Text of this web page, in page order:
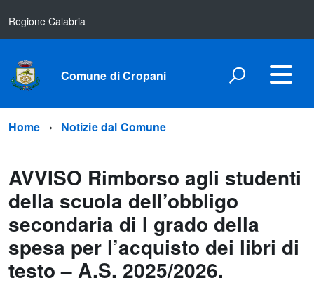
Regione Calabria
Comune di Cropani
Home Notizie dal Comune
AVVISO Rimborso agli studenti
della scuola dell’obbligo
secondaria di I grado della
spesa per l’acquisto dei libri di
testo – A.S. 2025/2026.